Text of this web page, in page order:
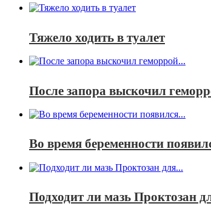
Тяжело ходить в туалет
После запора выскочил
Во время беременности
Подходит ли мазь Проктозан